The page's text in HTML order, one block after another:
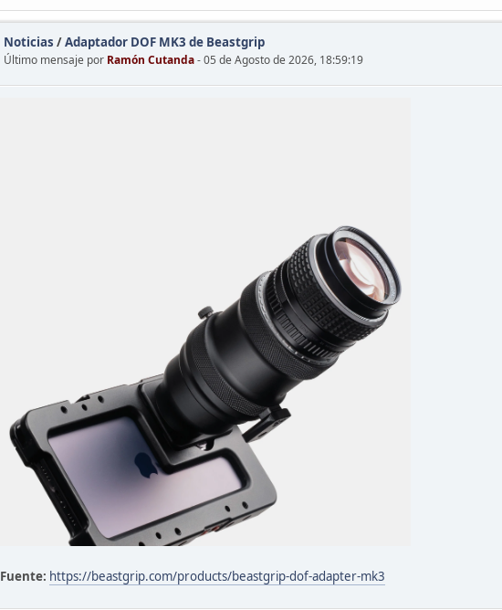
Noticias /Adaptador DOF MK3 de Beastgrip
Último mensaje por Ramón Cutanda- 05 de Agosto de 2026, 18:59:19
Fuente: https://beastgrip.com/products/beastgrip-dof-adapter-mk3